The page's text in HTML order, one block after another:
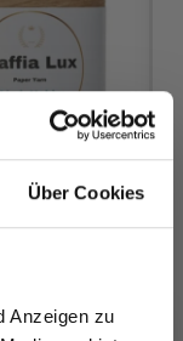
Über Cookies
Anzeigen zu